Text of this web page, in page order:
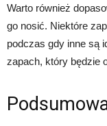
Warto również
go nosić. Niektóre
podczas gdy inne są
zapach, który będzie